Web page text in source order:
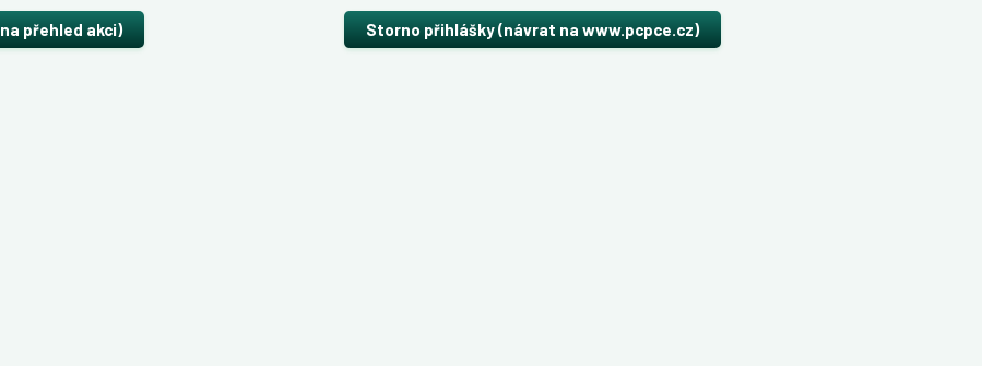
přehled akci) Storno přihlášky (návrat na www.pcpce.cz)